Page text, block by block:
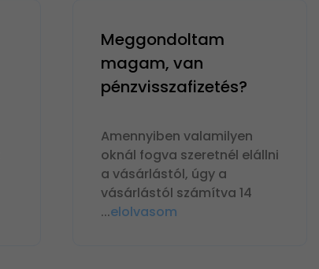
Meggondoltam
magam, van
pénzvisszafizetés?
Amennyiben valamilyen
oknál fogva szeretnél elállni
a vásárlástól, úgy a
vásárlástól számítva 14
...elolvasom